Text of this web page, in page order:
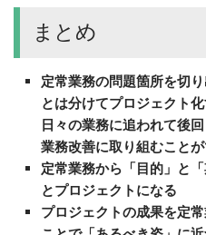
まとめ
定常業務の問題箇所を切
とは分けてプロジェクト化
日々の業務に追われて後
業務改善に取り組むこと
定常業務から「目的」と
とプロジェクトになる
プロジェクトの成果を定